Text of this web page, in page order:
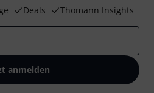
Deals Thomann Insights
anmelden